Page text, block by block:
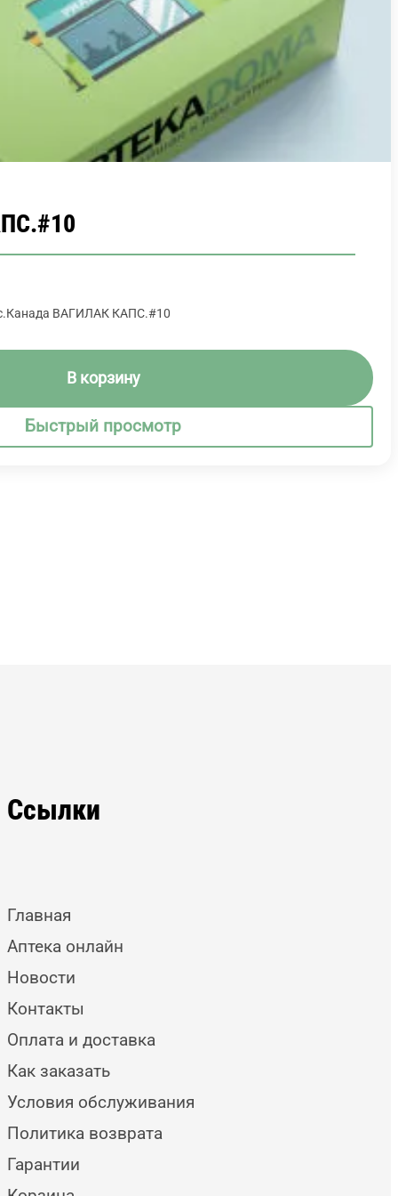
ВАГИЛАК КАПС.#10
В корзину
Быстрый просмотр
Ссылки
Главная
Аптека онлайн
Новости
Контакты
Оплата и доставка
Как заказать
Условия обслуживания
Политика возврата
Гарантии